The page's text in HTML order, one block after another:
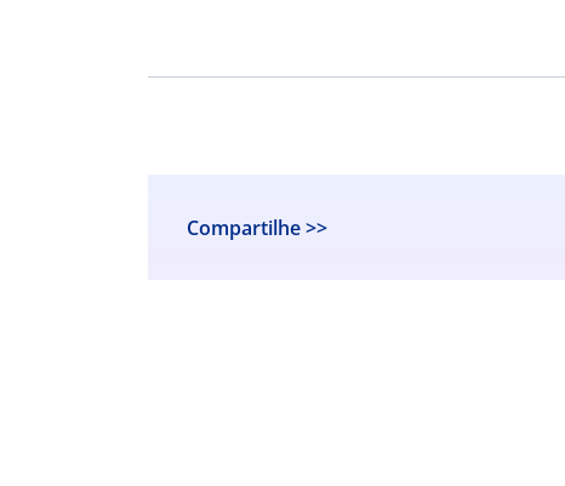
Compartilhe >>